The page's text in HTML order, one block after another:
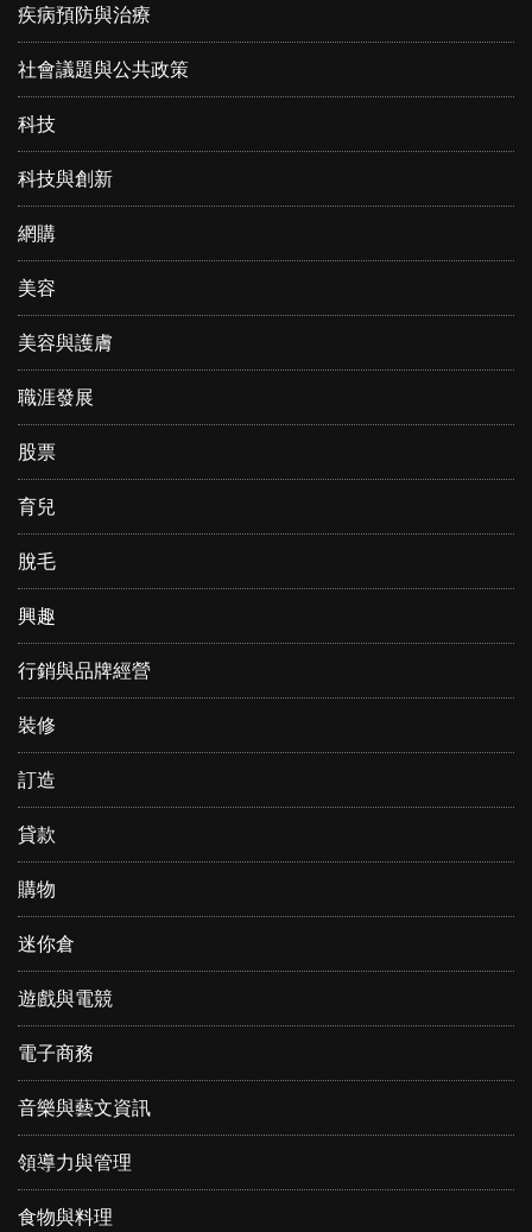
疾病預防與治療
社會議題與公共政策
科技
科技與創新
網購
美容
美容與護膚
職涯發展
股票
育兒
脫毛
興趣
行銷與品牌經營
裝修
訂造
貸款
購物
迷你倉
遊戲與電競
電子商務
音樂與藝文資訊
領導力與管理
食物與料理